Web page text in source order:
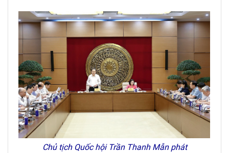
Chủ tịch Quốc hội Trần Thanh Mẫn phát